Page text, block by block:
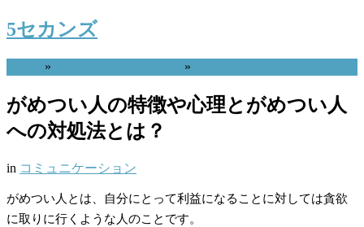
5セカンズ
» »
がめつい人の特徴や心理とがめつい人
への対処法とは？
in コミュニケーション
がめつい人とは、自分にとって利益になることに対しては貪欲
に取りに行くような人のことです。